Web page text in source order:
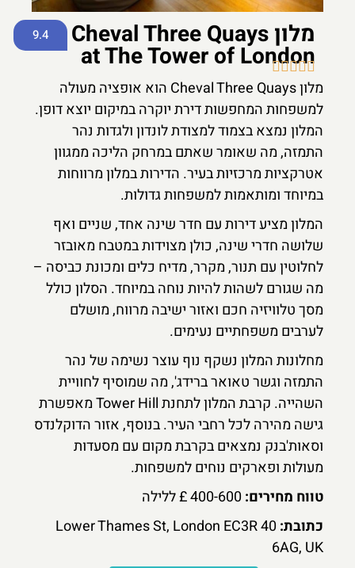
מלון Cheval Three Quays
at The Tower of London
9.4





מלון Cheval Three Quays הוא אופציה מעולה
למשפחות המחפשות דירת יוקרה במיקום יוצא דופן.
המלון נמצא בצמוד למצודת לונדון ולגדות נהר
התמזה, מה שאומר שאתם במרחק הליכה ממגוון
אטרקציות מרכזיות בעיר. הדירות במלון מרווחות
במיוחד ומותאמות למשפחות גדולות.
המלון מציע דירות עם חדר שינה אחד, שניים ואף
שלושה חדרי שינה, כולן מצוידות במטבח מאובזר
לחלוטין עם תנור, מקרר, מדיח כלים ומכונת כביסה –
מה שגורם לשהות להיות נוחה במיוחד. הסלון כולל
מסך טלוויזיה חכם ואזור ישיבה מרווח, מושלם
לערבים משפחתיים נעימים.
מחלונות המלון נשקף נוף עוצר נשימה של נהר
התמזה וגשר טאואר ברידג', מה שמוסיף לחוויית
השהייה. קרבת המלון לתחנת Tower Hill מאפשרת
גישה מהירה לכל רחבי העיר. בנוסף, אזור הדוקלנדס
וסאות'בנק נמצאים בקרבת מקום עם מסעדות
מעולות ופארקים נוחים למשפחות.
טווח מחירים: 400-600 £ ללילה
כתובת:
40 Lower Thames St, London EC3R
6AG, UK